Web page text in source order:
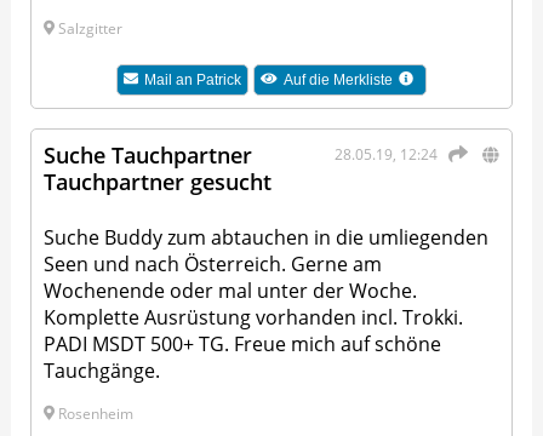
Salzgitter
Mail an Patrick Auf die Merkliste
28.05.19, 12:24
Suche Tauchpartner
Tauchpartner gesucht
Suche Buddy zum abtauchen in die umliegenden
Seen und nach Österreich. Gerne am
Wochenende oder mal unter der Woche.
Komplette Ausrüstung vorhanden incl. Trokki.
PADI MSDT 500+ TG. Freue mich auf schöne
Tauchgänge.
Rosenheim